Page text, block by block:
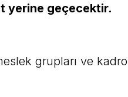
yerine geçecektir.
grupları ve kadro